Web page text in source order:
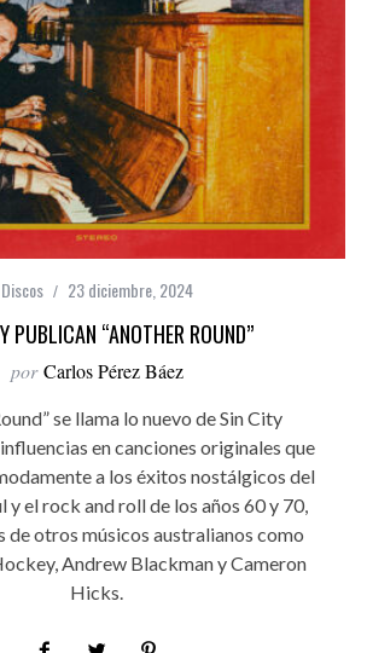
Discos 23 diciembre, 2024
PUBLICAN “ANOTHER ROUND”
por Carlos Pérez Báez
se llama lo nuevo de Sin City
en canciones originales que
a los éxitos nostálgicos del
y el rock and roll de los años 60 y 70,
de otros músicos australianos como
Andrew Blackman y Cameron
Hicks.